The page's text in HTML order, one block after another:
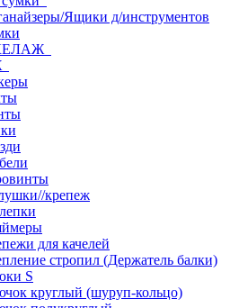
Ящики д/инструментов
крепеж
для качелей
стропил (Держатель балки)
S
круглый (шуруп-кольцо)